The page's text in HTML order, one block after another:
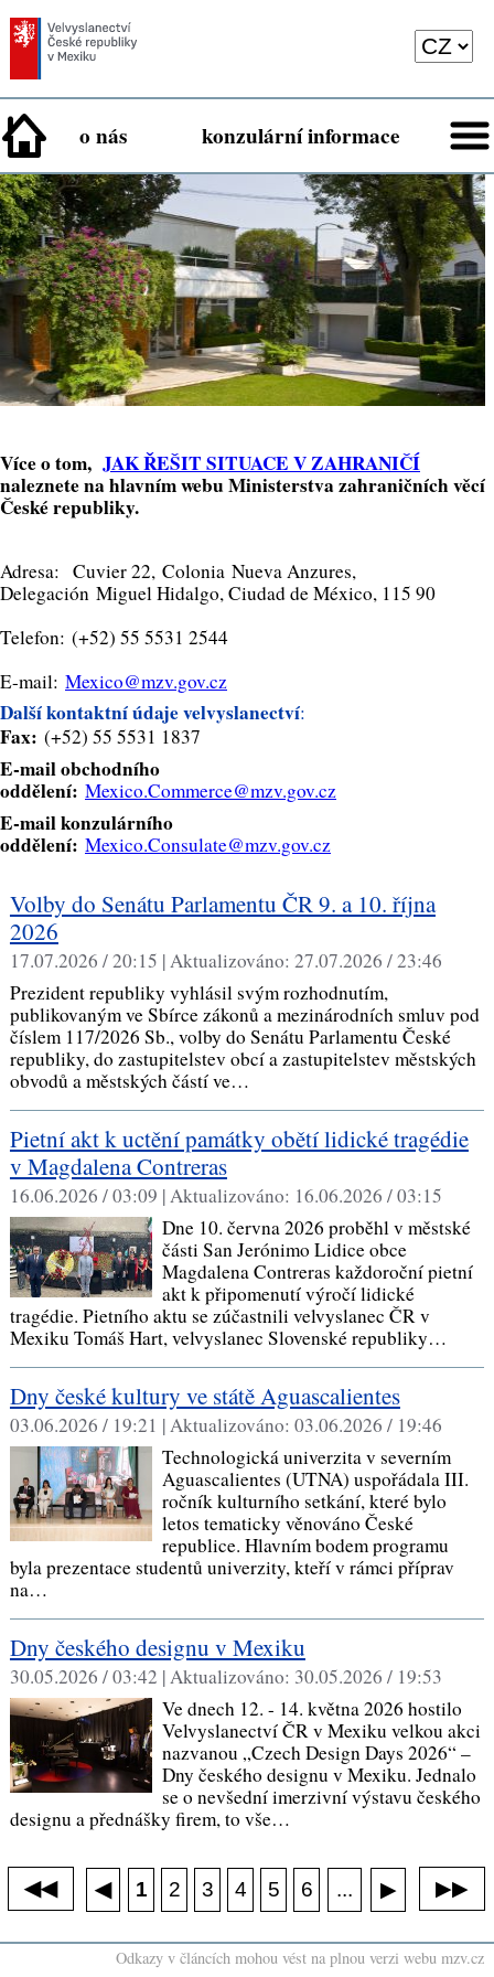
o nás konzulární informace
Více o tom, JAK ŘEŠIT SITUACE V ZAHRANIČÍ
naleznete na hlavním webu Ministerstva zahraničních věcí
České republiky.
Adresa: Cuvier 22, Colonia Nueva Anzures,
Delegación Miguel Hidalgo, Ciudad de México, 115 90
Telefon: (+52) 55 5531 2544
E-mail: Mexico@mzv.gov.cz
Další kontaktní údaje velvyslanectví:
Fax: (+52) 55 5531 1837
E-mail obchodního
oddělení: Mexico.Commerce@mzv.gov.cz
E-mail konzulárního
oddělení: Mexico.Consulate@mzv.gov.cz
Volby do Senátu Parlamentu ČR 9. a 10. října
2026
17.07.2026 / 20:15 |Aktualizováno: 27.07.2026 / 23:46
Prezident republiky vyhlásil svým rozhodnutím,
publikovaným ve Sbírce zákonů a mezinárodních smluv pod
číslem 117/2026 Sb., volby do Senátu Parlamentu České
republiky, do zastupitelstev obcí a zastupitelstev městských
obvodů a městských částí ve…
Pietní akt k uctění památky obětí lidické tragédie
v Magdalena Contreras
16.06.2026 / 03:09 |Aktualizováno: 16.06.2026 / 03:15
Dne 10. června 2026 proběhl v městské
části San Jerónimo Lidice obce
Magdalena Contreras každoroční pietní
akt k připomenutí výročí lidické
tragédie. Pietního aktu se zúčastnili velvyslanec ČR v
Mexiku Tomáš Hart, velvyslanec Slovenské republiky…
Dny české kultury ve státě Aguascalientes
03.06.2026 / 19:21 |Aktualizováno: 03.06.2026 / 19:46
Technologická univerzita v severním
Aguascalientes (UTNA) uspořádala III.
ročník kulturního setkání, které bylo
letos tematicky věnováno České
republice. Hlavním bodem programu
byla prezentace studentů univerzity, kteří v rámci příprav
na…
Dny českého designu v Mexiku
30.05.2026 / 03:42 |Aktualizováno: 30.05.2026 / 19:53
Ve dnech 12. - 14. května 2026 hostilo
Velvyslanectví ČR v Mexiku velkou akci
nazvanou „Czech Design Days 2026“ –
Dny českého designu v Mexiku. Jednalo
se o nevšední imerzivní výstavu českého
designu a přednášky firem, to vše…
◀◀ ◀ 1 2 3 4 5 6 ... ▶ ▶▶
Odkazy v článcích mohou vést na plnou verzi webu mzv.cz